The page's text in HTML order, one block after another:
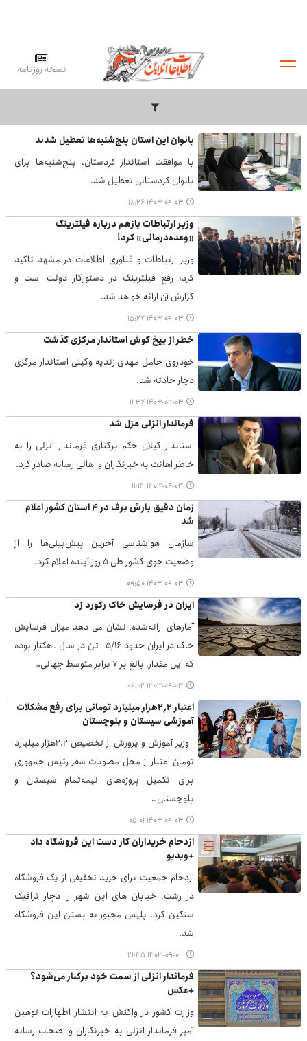
نسخه روزنامه
بانوان این استان پنج‌شنبه‌ها تعطیل شدند
با موافقت استاندار کردستان، پنج‌شنبه‌ها برای
بانوان کردستانی تعطیل شد.
۱۴۰۳-۰۹-۰۳ ۱۸:۲۶
وزیر ارتباطات بازهم درباره فیلترینگ
«وعده‌درمانی» کرد!
وزیر ارتباطات و فناوری اطلاعات در مشهد تاکید
کرد: رفع فیلترینگ در دستورکار دولت است و
گزارش آن ارائه خواهد شد.
۱۴۰۳-۰۹-۰۳ ۱۵:۲۷
خطر از بیخ گوش استاندار مرکزی گذشت
خودروی حامل مهدی زندیه وکیلی استاندار مرکزی
دچار حادثه شد.
۱۴۰۳-۰۹-۰۳ ۱۱:۳۷
فرماندار انزلی عزل شد
استاندار گیلان حکم برکناری فرماندار انزلی را به
خاطر اهانت به خبرنگاران و اهالی رسانه صادر کرد.
۱۴۰۳-۰۹-۰۳ ۱۱:۱۴
زمان دقیق بارش برف در ۴ استان کشور اعلام
شد
سازمان هواشناسی آخرین پیش‌بینی‌ها را از
وضعیت جوی کشور طی ۵ روز آینده اعلام کرد.
۱۴۰۳-۰۹-۰۳ ۰۹:۵۰
ایران در فرسایش خاک رکورد زد
آمارهای ارائه‌شده، نشان می دهد میزان فرسایش
خاک در ایران حدود ۵/۱۶ تن در سال ـ هکتار بوده
که این مقدار، بالغ بر ۷ برابر متوسط جهانی…
۱۴۰۳-۰۹-۰۳ ۰۶:۰۲
اعتبار ۲٫۲هزار میلیارد تومانی برای رفع مشکلات
آموزشی سیستان و بلوچستان
وزیر آموزش و پرورش از تخصیص ۲.۲هزار میلیارد
تومان اعتبار از محل مصوبات سفر رئیس جمهوری
برای تکمیل پروژه‌های نیمه‌تمام سیستان و
بلوچستان…
۱۴۰۳-۰۹-۰۳ ۰۵:۰۱
ازدحام خریداران کار دست این فروشگاه داد
+ویدیو
ازدحام جمعیت برای خرید تخفیفی از یک فروشگاه
در رشت، خیابان های این شهر را دچار ترافیک
سنگین کرد. پلیس مجبور به بستن این فروشگاه
شد.
۱۴۰۳-۰۹-۰۲ ۲۱:۴۵
فرماندار انزلی از سمت خود برکنار می‌شود؟
+عکس
وزارت کشور در واکنش به انتشار اظهارات توهین
آمیز فرماندار انزلی به خبرنگاران و اصحاب رسانه